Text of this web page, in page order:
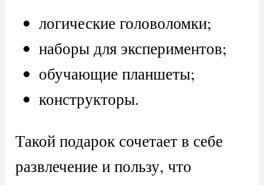
логические головоломки;
наборы для экспериментов;
обучающие планшеты;
конструкторы.
Такой подарок сочетает в себе
развлечение и пользу, что